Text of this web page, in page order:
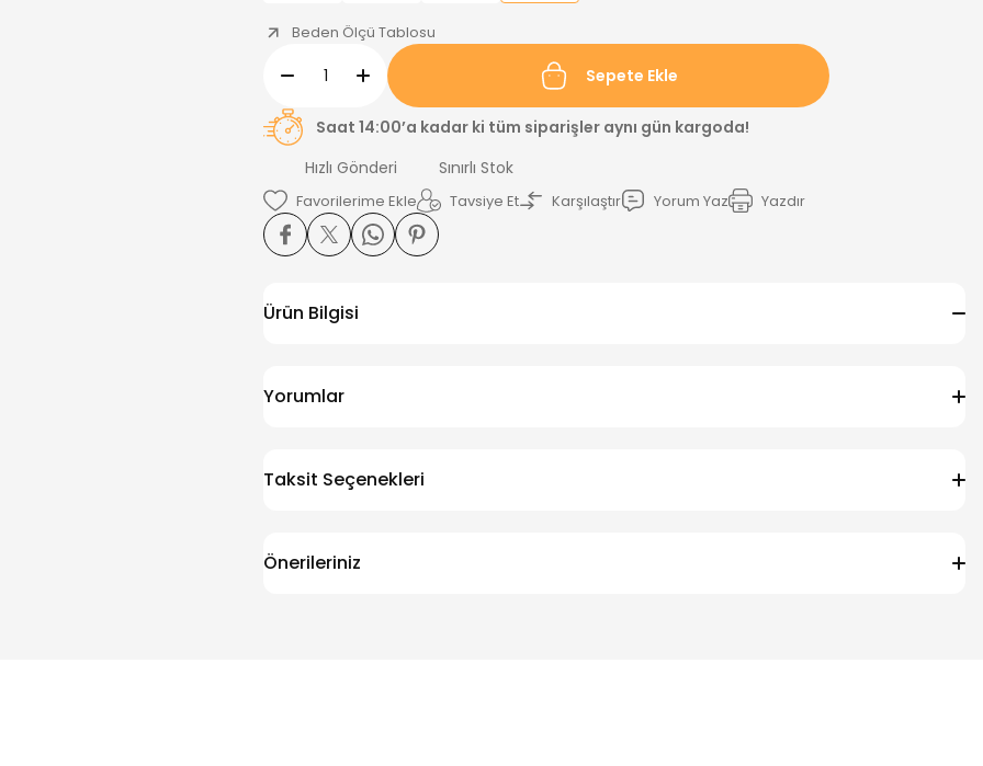
Beden Ölçü Tablosu
Sepete Ekle
Saat 14:00’a kadar ki tüm siparişler aynı gün kargoda!
Hızlı Gönderi
Sınırlı Stok
Tavsiye Et Karşılaştır Yorum Yaz Yazdır
Ürün Bilgisi
Yorumlar
Taksit Seçenekleri
Önerileriniz